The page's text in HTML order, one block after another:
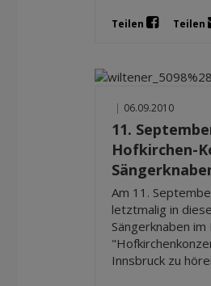
Teilen Teilen
| 06.09.2010
11.
Hofkirchen-
Am 11.
letztmalig in
Sängerknaben
Innsbruck zu